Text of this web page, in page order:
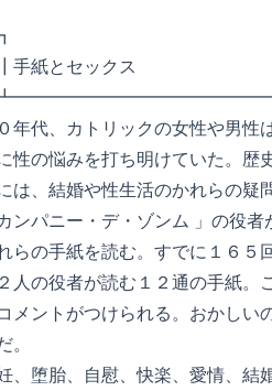
L E P E T I
手紙とセックス
年代、カトリックの女性や男性
性の悩みを打ち明けていた。歴
は、結婚や性生活のかれらの疑
ンパニー・デ・ゾンム 」の役
らの手紙を読む。すでに１６５
人の役者が読む１２通の手紙。
メントがつけられる。おかしい
、堕胎、自慰、快楽、愛情、結